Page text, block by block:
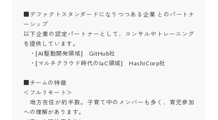
■デファクトスタンダードになりつつある企業 とのパートナ
ーシップ
以下企業の認定パートナーとして、コンサルやトレーニング
を提供しています。
・[AI駆動開発領域]　GitHub社
・[マルチクラウド時代のIaC領域]　HashiCorp社
■チームの特徴
＜フルリモート＞
地方在住が約半数。子育て中のメンバーも多く、育児参加
への理解があります。